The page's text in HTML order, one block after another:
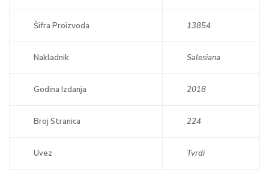
Šifra Proizvoda 13854
Nakladnik Salesiana
Godina Izdanja 2018
Broj Stranica 224
Uvez Tvrdi